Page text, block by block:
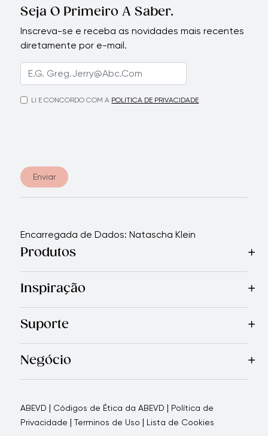
Seja O Primeiro A Saber.
Inscreva-se e receba as novidades mais recentes
diretamente por e-mail.
LI E CONCORDO COM A POLITICA DE PRIVACIDADE
Enviar
Encarregada de Dados: Natascha Klein
Produtos
Mais VendidosCozinhaFacasTalheresEletrodomésticos
Inspiração
ReceitasBlogRevista Royal PrestigePrograma de
Suporte
Garantia LimitadaQuem SomosEntre em Contato
Negócio
Porque nos escolherComo apoiamos seu negócio
ABEVD | Códigos de Ética da ABEVD | Política de
Privacidade |Terminos de Uso | Lista de Cookies